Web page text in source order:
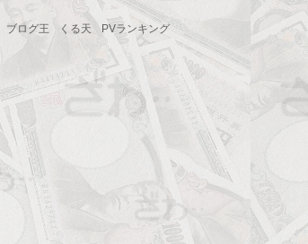
ブログ王 くる天 PVランキング